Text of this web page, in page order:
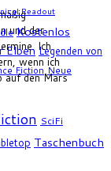
und der
Ich
wenn ich
auf den Mars
Readout
Kostenlos
Elben Legenden von
Fiction Neue
SciFi
Taschenbuch